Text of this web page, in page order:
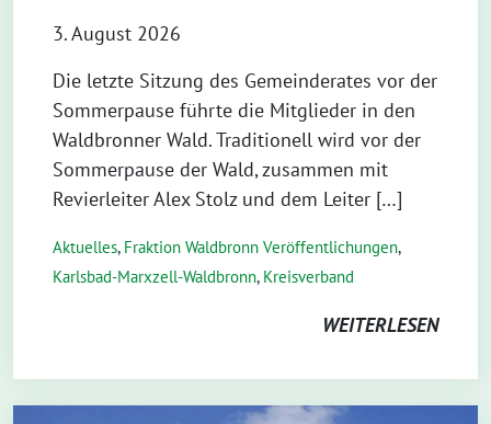
3. August 2026
Die letzte Sitzung des Gemeinderates vor der
Sommerpause führte die Mitglieder in den
Waldbronner Wald. Traditionell wird vor der
Sommerpause der Wald, zusammen mit
Revierleiter Alex Stolz und dem Leiter […]
Aktuelles, Fraktion Waldbronn Veröffentlichungen,
Karlsbad-Marxzell-Waldbronn, Kreisverband
WEITERLESEN